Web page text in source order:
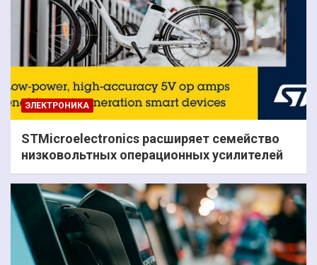
ЭЛЕКТРОНИКА
STMicroelectronics расширяет семейство
низковольтных операционных усилителей